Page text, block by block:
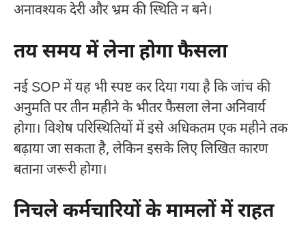
अनावश्यक देरी और भ्रम की स्थिति न बने।
तय समय में लेना होगा फैसला
नई SOP में यह भी स्पष्ट कर दिया गया है कि जांच की
अनुमति पर तीन महीने के भीतर फैसला लेना अनिवार्य
होगा। विशेष परिस्थितियों में इसे अधिकतम एक महीने तक
बढ़ाया जा सकता है, लेकिन इसके लिए लिखित कारण
बताना जरूरी होगा।
निचले कर्मचारियों के मामलों में राहत